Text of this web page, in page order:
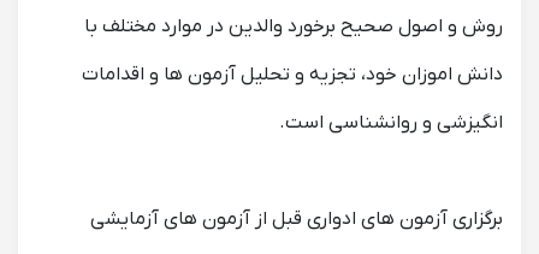
روش و اصول صحیح برخورد والدین در موارد مختلف با
دانش اموزان خود، تجزیه و تحلیل آزمون ها و اقدامات
انگیزشی و روانشناسی است.
برگزاری آزمون های ادواری قبل از آزمون های آزمایشی